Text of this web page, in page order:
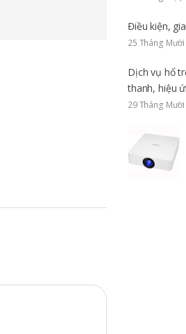
Điều kiện,
25 Tháng
Dịch vụ hổ
thanh, hiệu
29 Tháng